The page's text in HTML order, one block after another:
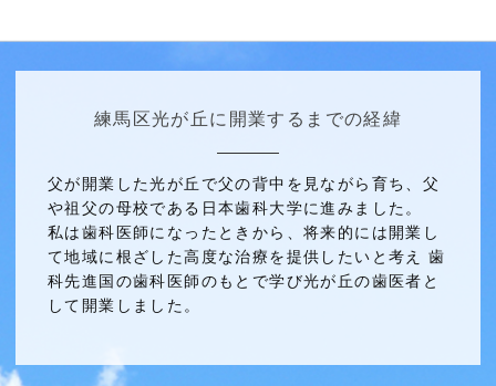
練馬区光が丘に開業するまでの経緯
父が開業した光が丘で父の背中を見ながら育ち、父
や祖父の母校である日本歯科大学に進みました。
私は歯科医師になったときから、将来的には開業し
て地域に根ざした高度な治療を提供したいと考え 歯
科先進国の歯科医師のもとで学び光が丘の歯医者と
して開業しました。